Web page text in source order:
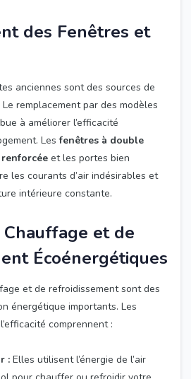
des Fenêtres et
anciennes sont des sources de
remplacement par des modèles
à améliorer l’efficacité
Lesfenêtres à double
et les portes bien
les courants d’air indésirables et
intérieure constante.
et de
Écoénergétiques
et de refroidissement sont des
énergétique importants. Les
comprennent :
: Elles utilisent l’énergie de l’air